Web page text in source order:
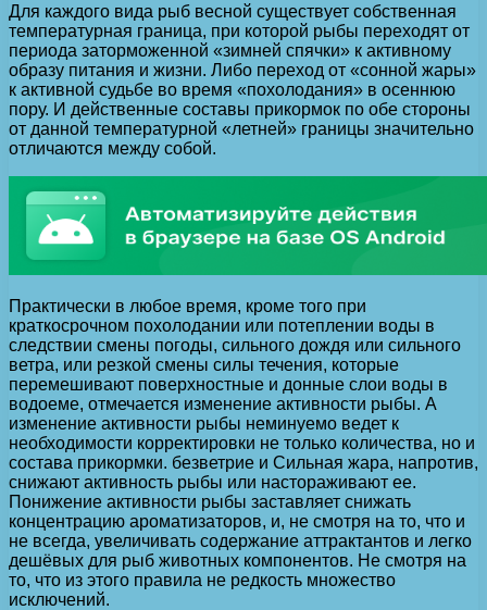
Для каждого вида рыб весной существует собственная
температурная граница, при которой рыбы переходят от
периода заторможенной «зимней спячки» к активному
образу питания и жизни. Либо переход от «сонной жары»
к активной судьбе во время «похолодания» в осеннюю
пору. И действенные составы прикормок по обе стороны
от данной температурной «летней» границы значительно
отличаются между собой.
Практически в любое время, кроме того при
краткосрочном похолодании или потеплении воды в
следствии смены погоды, сильного дождя или сильного
ветра, или резкой смены силы течения, которые
перемешивают поверхностные и донные слои воды в
водоеме, отмечается изменение активности рыбы. А
изменение активности рыбы неминуемо ведет к
необходимости корректировки не только количества, но и
состава прикормки. безветрие и Сильная жара, напротив,
снижают активность рыбы или настораживают ее.
Понижение активности рыбы заставляет снижать
концентрацию ароматизаторов, и, не смотря на то, что и
не всегда, увеличивать содержание аттрактантов и легко
дешёвых для рыб животных компонентов. Не смотря на
то, что из этого правила не редкость множество
исключений.